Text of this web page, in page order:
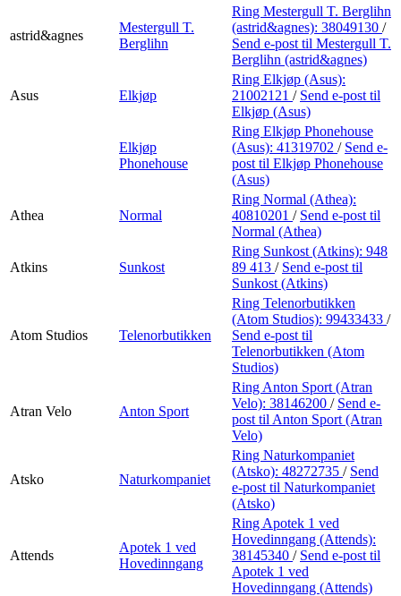
astrid&agnes
Mestergull T.
Berglihn
Ring Mestergull T. Berglihn
(astrid&agnes): 38049130 /
Send e-post til Mestergull T.
Berglihn (astrid&agnes)
Asus Elkjøp
Ring Elkjøp (Asus):
21002121 / Send e-post til
Elkjøp (Asus)
Elkjøp
Phonehouse
Ring Elkjøp Phonehouse
(Asus): 41319702 / Send e-
post til Elkjøp Phonehouse
(Asus)
Athea Normal
Ring Normal (Athea):
40810201 / Send e-post til
Normal (Athea)
Atkins Sunkost
Ring Sunkost (Atkins): 948
89 413 / Send e-post til
Sunkost (Atkins)
Atom Studios Telenorbutikken
Ring Telenorbutikken
(Atom Studios): 99433433 /
Send e-post til
Telenorbutikken (Atom
Studios)
Atran Velo Anton Sport
Ring Anton Sport (Atran
Velo): 38146200 / Send e-
post til Anton Sport (Atran
Velo)
Atsko Naturkompaniet
Ring Naturkompaniet
(Atsko): 48272735 / Send
e-post til Naturkompaniet
(Atsko)
Attends
Apotek 1 ved
Hovedinngang
Ring Apotek 1 ved
Hovedinngang (Attends):
38145340 / Send e-post til
Apotek 1 ved
Hovedinngang (Attends)